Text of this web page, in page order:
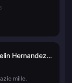
Yoselin Hernandez ramos
mille.